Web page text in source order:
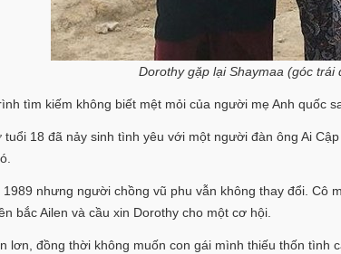
Dorothy gặp lại Shaymaa (góc
tìm kiếm không biết mệt mỏi của người mẹ Anh quốc
18 đã nảy sinh tình yêu với một người đàn ông Ai
nhưng người chồng vũ phu vẫn không thay đổi.
bắc Ailen và cầu xin Dorothy cho một cơ hội.
lơn, đồng thời không muốn con gái mình thiếu thốn